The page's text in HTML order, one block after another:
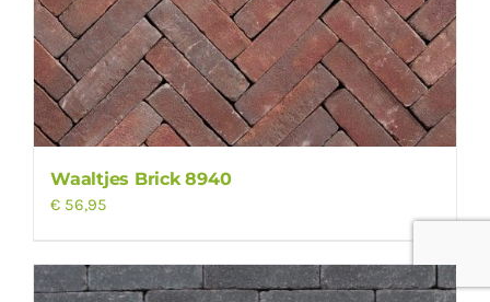
Waaltjes Brick 8940
€ 56,95